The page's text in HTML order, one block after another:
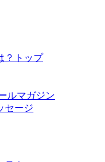
？トップ
ルマガジン
セージ